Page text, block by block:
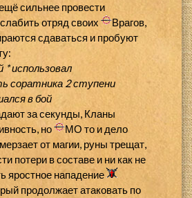
сильнее провести
отряд своих
Врагов,
сдаваться и пробуют
*использовал
соратника 2 ступени
в бой
за секунды, Кланы
но
МО то и дело
от магии, руны трещат,
потери в составе и ни как не
яростное нападение
продолжает атаковать по